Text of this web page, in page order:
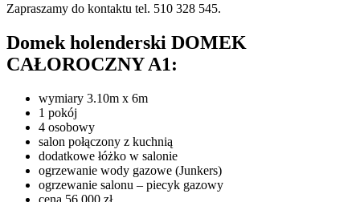
Zapraszamy do kontaktu tel. 510 328 545.
Domek holenderski DOMEK
CAŁOROCZNY A1:
wymiary 3.10m x 6m
1 pokój
4 osobowy
salon połączony z kuchnią
dodatkowe łóżko w salonie
ogrzewanie wody gazowe (Junkers)
ogrzewanie salonu – piecyk gazowy
cena 56 000 zł